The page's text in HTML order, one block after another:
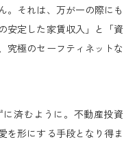
。それは、万が一の際にも
安定した家賃収入」と「資
究極のセーフティネットな
済むように。不動産投資
を形にする手段となり得ま